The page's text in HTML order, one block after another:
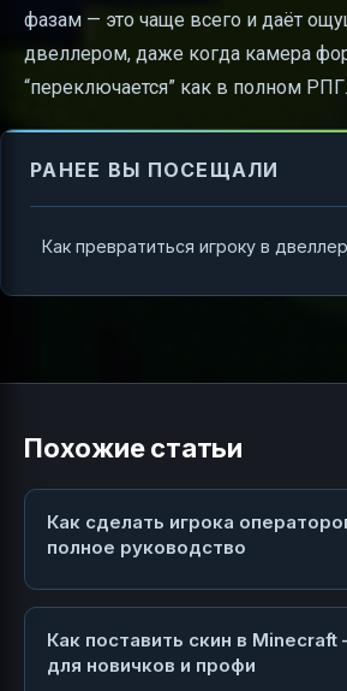
фазам — это чаще всего и даёт
двеллером, даже когда камера
“переключается” как в полном РПГ.
РАНЕЕ ВЫ ПОСЕЩАЛИ
Похожие статьи
Как сделать игрока
полное руководство
Как поставить скин в
для новичков и профи